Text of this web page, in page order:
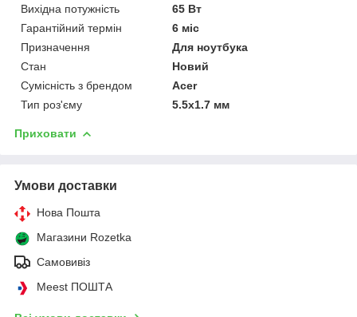
Вихідна потужність
65 Вт
Гарантійний термін
6 міс
Призначення
Для ноутбука
Стан
Новий
Сумісність з брендом
Acer
Тип роз'єму
5.5x1.7 мм
Приховати
Умови доставки
Нова Пошта
Магазини Rozetka
Самовивіз
Meest ПОШТА